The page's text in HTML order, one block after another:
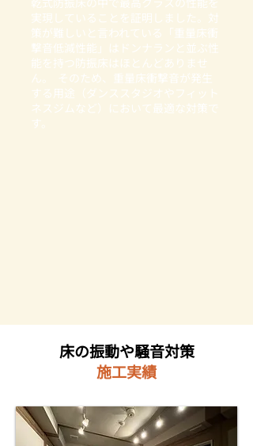
実現していることを証明しました。対
策が難しいと言われている「重量床衝
撃音低減性能」はドンナランと並ぶ性
能を持つ防振床はほとんどありませ
ん。 ​ ​そのため、重量床衝撃音が発生
する用途（ダンススタジオやフィット
ネスジムなど）において最適な対策で
す。
床の振動や騒音対策
​施工実績